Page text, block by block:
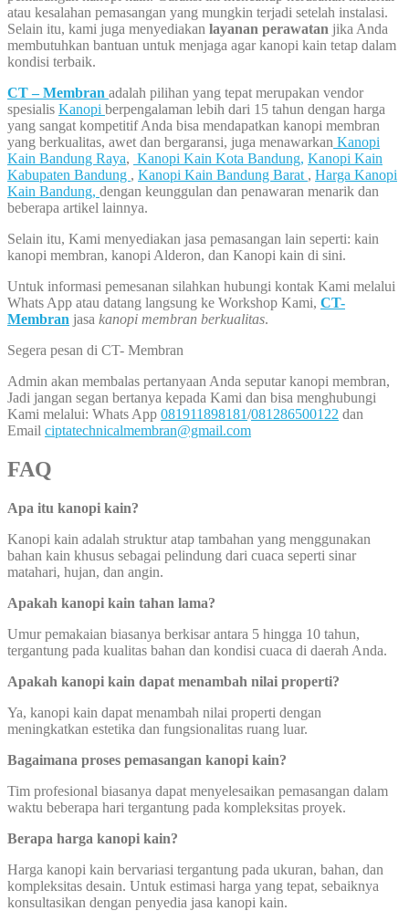
atau kesalahan pemasangan yang mungkin terjadi setelah instalasi.
Selain itu, kami juga menyediakan layanan perawatan jika Anda
membutuhkan bantuan untuk menjaga agar kanopi kain tetap dalam
kondisi terbaik.
CT – Membran adalah pilihan yang tepat merupakan vendor
spesialis Kanopi berpengalaman lebih dari 15 tahun dengan harga
yang sangat kompetitif Anda bisa mendapatkan kanopi membran
yang berkualitas, awet dan bergaransi, juga menawarkan Kanopi
Kain Bandung Raya, Kanopi Kain Kota Bandung, Kanopi Kain
Kabupaten Bandung , Kanopi Kain Bandung Barat , Harga Kanopi
Kain Bandung, dengan keunggulan dan penawaran menarik dan
beberapa artikel lainnya.
Selain itu, Kami menyediakan jasa pemasangan lain seperti: kain
kanopi membran, kanopi Alderon, dan Kanopi kain di sini.
Untuk informasi pemesanan silahkan hubungi kontak Kami melalui
Whats App atau datang langsung ke Workshop Kami, CT-
Membran jasa kanopi membran berkualitas.
Segera pesan di CT- Membran
Admin akan membalas pertanyaan Anda seputar kanopi membran,
Jadi jangan segan bertanya kepada Kami dan bisa menghubungi
Kami melalui: Whats App 081911898181/081286500122 dan
Email ciptatechnicalmembran@gmail.com
FAQ
Apa itu kanopi kain?
Kanopi kain adalah struktur atap tambahan yang menggunakan
bahan kain khusus sebagai pelindung dari cuaca seperti sinar
matahari, hujan, dan angin.
Apakah kanopi kain tahan lama?
Umur pemakaian biasanya berkisar antara 5 hingga 10 tahun,
tergantung pada kualitas bahan dan kondisi cuaca di daerah Anda.
Apakah kanopi kain dapat menambah nilai properti?
Ya, kanopi kain dapat menambah nilai properti dengan
meningkatkan estetika dan fungsionalitas ruang luar.
Bagaimana proses pemasangan kanopi kain?
Tim profesional biasanya dapat menyelesaikan pemasangan dalam
waktu beberapa hari tergantung pada kompleksitas proyek.
Berapa harga kanopi kain?
Harga kanopi kain bervariasi tergantung pada ukuran, bahan, dan
kompleksitas desain. Untuk estimasi harga yang tepat, sebaiknya
konsultasikan dengan penyedia jasa kanopi kain.